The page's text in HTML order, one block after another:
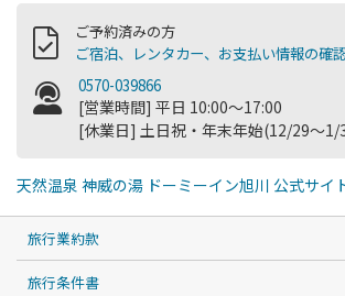
ご予約済みの方
ご宿泊、レンタカー、お支払い情報の確
0570-039866
[営業時間] 平日 10:00～17:00
[休業日] 土日祝・年末年始(12/29～1/
天然温泉 神威の湯 ドーミーイン旭川 公式サイ
旅行業約款
旅行条件書